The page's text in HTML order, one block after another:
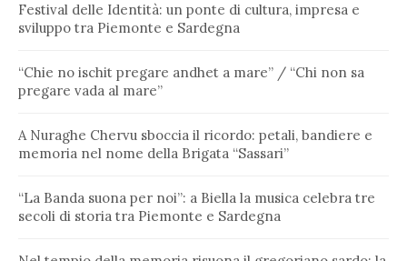
Festival delle Identità: un ponte di cultura, impresa e
sviluppo tra Piemonte e Sardegna
“Chie no ischit pregare andhet a mare” / “Chi non sa
pregare vada al mare”
A Nuraghe Chervu sboccia il ricordo: petali, bandiere e
memoria nel nome della Brigata “Sassari”
“La Banda suona per noi”: a Biella la musica celebra tre
secoli di storia tra Piemonte e Sardegna